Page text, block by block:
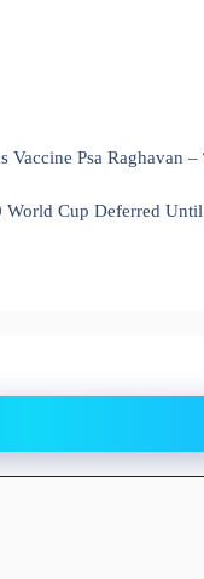
Psa Raghavan –
Cup Deferred Until